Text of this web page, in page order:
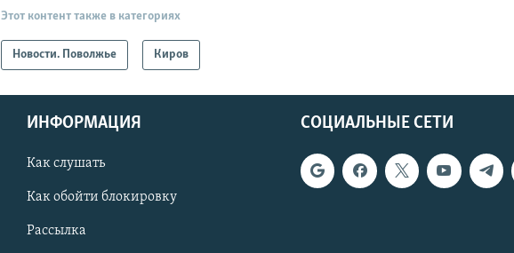
Этот контент также в категориях
Новости. Поволжье Киров
СОЦИАЛЬНЫЕ СЕТИ
ИНФОРМАЦИЯ
Как слушать
Как обойти блокировку
Рассылка